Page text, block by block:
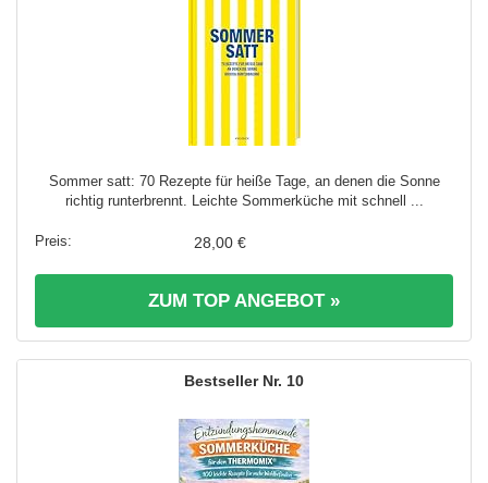
Sommer satt: 70 Rezepte für heiße Tage, an denen die Sonne
richtig runterbrennt. Leichte Sommerküche mit schnell ...
28,00 €
ZUM TOP ANGEBOT »
10